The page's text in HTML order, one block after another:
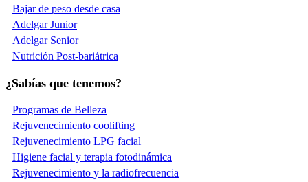
Bajar de peso desde casa
Adelgar Junior
Adelgar Senior
Nutrición Post-bariátrica
¿Sabías que tenemos?
Programas de Belleza
Rejuvenecimiento coolifting
Rejuvenecimiento LPG facial
Higiene facial y terapia fotodinámica
Rejuvenecimiento y la radiofrecuencia